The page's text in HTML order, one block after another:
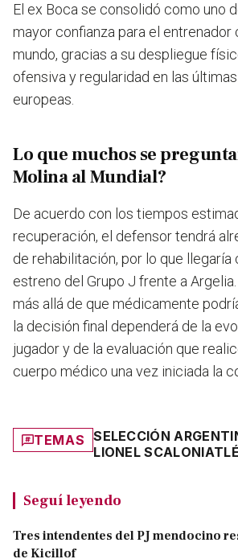
El ex Boca se consolidó como uno
mayor confianza para el entrenador
mundo, gracias a su despliegue
ofensiva y regularidad en las
europeas.
Lo que muchos se
Molina al Mundial?
De acuerdo con los tiempos
recuperación, el defensor tendrá
de rehabilitación, por lo que llegaría
estreno del Grupo J frente a
más allá de que médicamente
la decisión final dependerá de la
jugador y de la evaluación que
cuerpo médico una vez iniciada la
TEMAS SELECCIÓN
LIONEL SCALONI
Seguí leyendo
Tres intendentes del PJ mendocino
de Kicillof